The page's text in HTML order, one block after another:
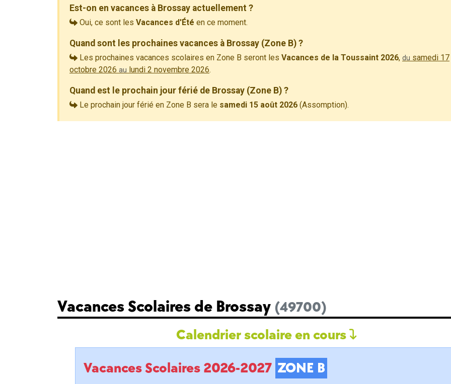
Est-on en vacances à Brossay actuellement ?
Oui, ce sont les Vacances d'Été en ce moment.
Quand sont les prochaines vacances à Brossay (Zone B) ?
Les prochaines vacances scolaires en Zone B seront les Vacances de la Toussaint 2026, du samedi 17
octobre 2026 au lundi 2 novembre 2026.
Quand est le prochain jour férié de Brossay (Zone B) ?
Le prochain jour férié en Zone B sera le samedi 15 août 2026 (Assomption).
Vacances Scolaires de Brossay (49700)
Calendrier scolaire en cours
Vacances Scolaires 2026-2027 ZONE B